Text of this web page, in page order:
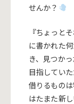
せんか？
『ちょっと
に書かれた
き、見つか
目指してい
借りるもの
はたまた新